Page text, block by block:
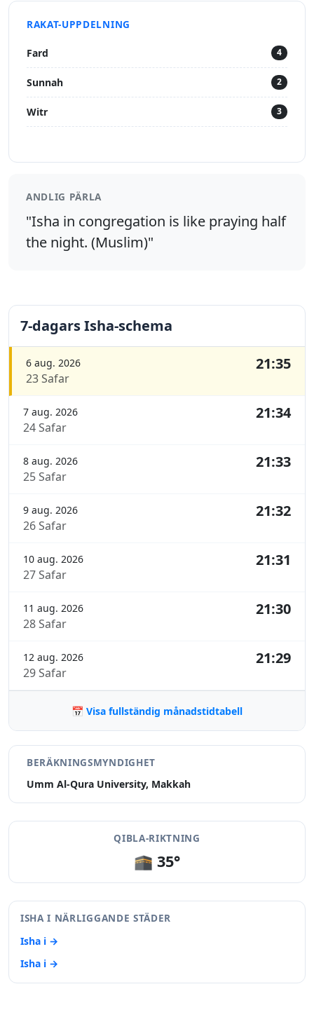
RAKAT-UPPDELNING
Fard 4
Sunnah 2
Witr 3
ANDLIG PÄRLA
"Isha in congregation is like praying half
the night. (Muslim)"
7-dagars Isha-schema
6 aug. 2026
23 Safar
21:35
7 aug. 2026
24 Safar
21:34
8 aug. 2026
25 Safar
21:33
9 aug. 2026
26 Safar
21:32
10 aug. 2026
27 Safar
21:31
11 aug. 2026
28 Safar
21:30
12 aug. 2026
29 Safar
21:29
📅 Visa fullständig månadstidtabell
BERÄKNINGSMYNDIGHET
Umm Al-Qura University, Makkah
QIBLA-RIKTNING
🕋 35°
ISHA I NÄRLIGGANDE STÄDER
Isha i →
Isha i →